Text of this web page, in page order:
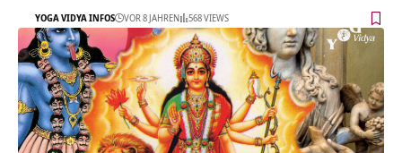
YOGA VIDYA INFOS VOR 8 JAHREN 568 VIEWS